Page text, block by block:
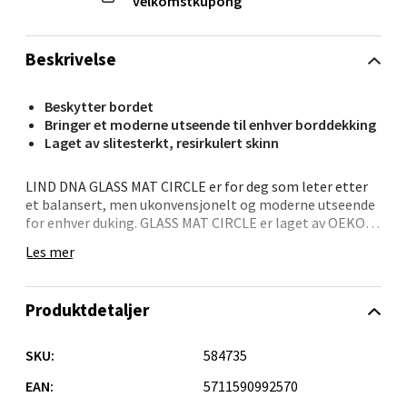
Beskrivelse
Beskytter bordet
Bringer et moderne utseende til enhver borddekking
Laget av slitesterkt, resirkulert skinn
LIND DNA GLASS MAT CIRCLE er for deg som leter etter
et balansert, men ukonvensjonelt og moderne utseende
for enhver duking. GLASS MAT CIRCLE er laget av OEKO-
iøynefallende glassbrikke i interiøret eller i
farger.Størrelse: diameter 10 cm
Les mer
Produktdetaljer
SKU:
584735
EAN:
5711590992570
Folke Bernadottes vei 52, 5147 Fyllingsdalen
0 i butikk
Oppdal - Aunasenteret
Åpent i dag 10-18
0 i butikk